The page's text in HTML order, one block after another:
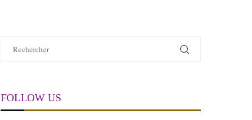
FOLLOW US